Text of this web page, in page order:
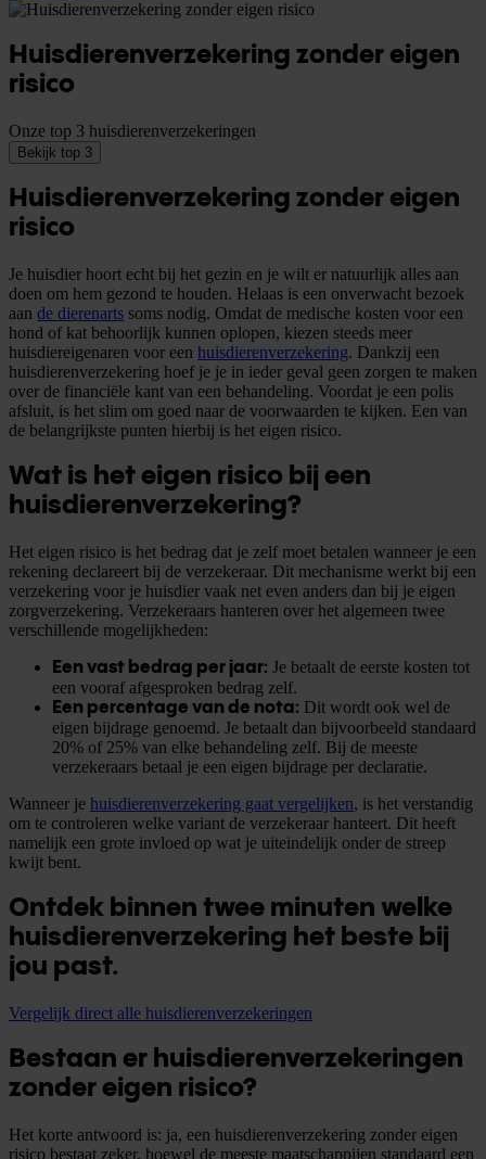
Huisdierenverzekering zonder eigen
risico
Onze top 3 huisdierenverzekeringen
Bekijk top 3
Huisdierenverzekering zonder eigen
risico
Je huisdier hoort echt bij het gezin en je wilt er natuurlijk alles aan
doen om hem gezond te houden. Helaas is een onverwacht bezoek
aan de dierenarts soms nodig. Omdat de medische kosten voor een
hond of kat behoorlijk kunnen oplopen, kiezen steeds meer
huisdiereigenaren voor een huisdierenverzekering. Dankzij een
huisdierenverzekering hoef je je in ieder geval geen zorgen te maken
over de financiële kant van een behandeling. Voordat je een polis
afsluit, is het slim om goed naar de voorwaarden te kijken. Een van
de belangrijkste punten hierbij is het eigen risico.
Wat is het eigen risico bij een
huisdierenverzekering?
Het eigen risico is het bedrag dat je zelf moet betalen wanneer je een
rekening declareert bij de verzekeraar. Dit mechanisme werkt bij een
verzekering voor je huisdier vaak net even anders dan bij je eigen
zorgverzekering. Verzekeraars hanteren over het algemeen twee
verschillende mogelijkheden:
Een vast bedrag per jaar: Je betaalt de eerste kosten tot
een vooraf afgesproken bedrag zelf.
Een percentage van de nota: Dit wordt ook wel de
eigen bijdrage genoemd. Je betaalt dan bijvoorbeeld standaard
20% of 25% van elke behandeling zelf. Bij de meeste
verzekeraars betaal je een eigen bijdrage per declaratie.
Wanneer je huisdierenverzekering gaat vergelijken, is het verstandig
om te controleren welke variant de verzekeraar hanteert. Dit heeft
namelijk een grote invloed op wat je uiteindelijk onder de streep
kwijt bent.
Ontdek binnen twee minuten welke
huisdierenverzekering het beste bij
jou past.
Vergelijk direct alle huisdierenverzekeringen
Bestaan er huisdierenverzekeringen
zonder eigen risico?
Het korte antwoord is: ja, een huisdierenverzekering zonder eigen
risico bestaat zeker, hoewel de meeste maatschappijen standaard een